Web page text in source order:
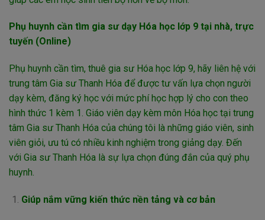
Phụ huynh cần tìm gia sư dạy Hóa học lớp 9 tại nhà, trực
tuyến (Online)
Phụ huynh cần tìm, thuê gia sư Hóa học lớp 9, hãy liên hệ với
trung tâm Gia sư Thanh Hóa để được tư vấn lựa chọn người
dạy kèm, đăng ký học với mức phí học hợp lý cho con theo
hình thức 1 kèm 1. Giáo viên dạy kèm môn Hóa học tại trung
tâm Gia sư Thanh Hóa của chúng tôi là những giáo viên, sinh
viên giỏi, ưu tú có nhiều kinh nghiệm trong giảng dạy. Đến
với Gia sư Thanh Hóa là sự lựa chọn đúng đắn của quý phụ
huynh.
Giúp nắm vững kiến thức nền tảng và cơ bản